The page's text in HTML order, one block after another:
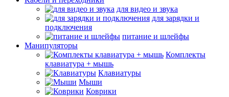
для видео и звука
для зарядки и
подключения
питание и шлейфы
Манипуляторы
Комплекты
клавиатура + мышь
Клавиатуры
Мыши
Коврики